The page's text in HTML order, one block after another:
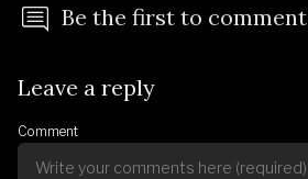
Be the first to comment
Leave a reply
Comment